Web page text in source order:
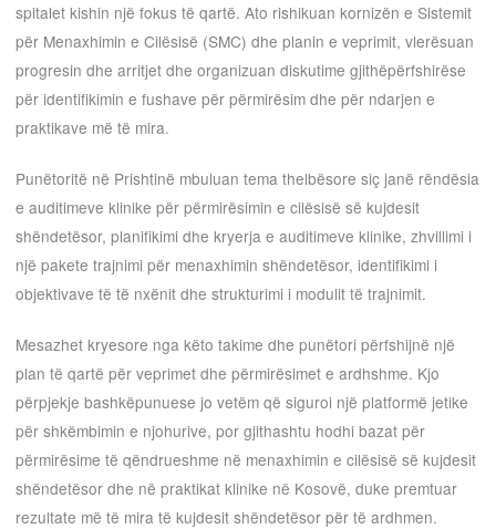
spitalet kishin një fokus të qartë. Ato rishikuan kornizën e Sistemit
për Menaxhimin e Cilësisë (SMC) dhe planin e veprimit, vlerësuan
progresin dhe arritjet dhe organizuan diskutime gjithëpërfshirëse
për identifikimin e fushave për përmirësim dhe për ndarjen e
praktikave më të mira.
Punëtoritë në Prishtinë mbuluan tema thelbësore siç janë rëndësia
e auditimeve klinike për përmirësimin e cilësisë së kujdesit
shëndetësor, planifikimi dhe kryerja e auditimeve klinike, zhvillimi i
një pakete trajnimi për menaxhimin shëndetësor, identifikimi i
objektivave të të nxënit dhe strukturimi i modulit të trajnimit.
Mesazhet kryesore nga këto takime dhe punëtori përfshijnë një
plan të qartë për veprimet dhe përmirësimet e ardhshme. Kjo
përpjekje bashkëpunuese jo vetëm që siguroi një platformë jetike
për shkëmbimin e njohurive, por gjithashtu hodhi bazat për
përmirësime të qëndrueshme në menaxhimin e cilësisë së kujdesit
shëndetësor dhe në praktikat klinike në Kosovë, duke premtuar
rezultate më të mira të kujdesit shëndetësor për të ardhmen.